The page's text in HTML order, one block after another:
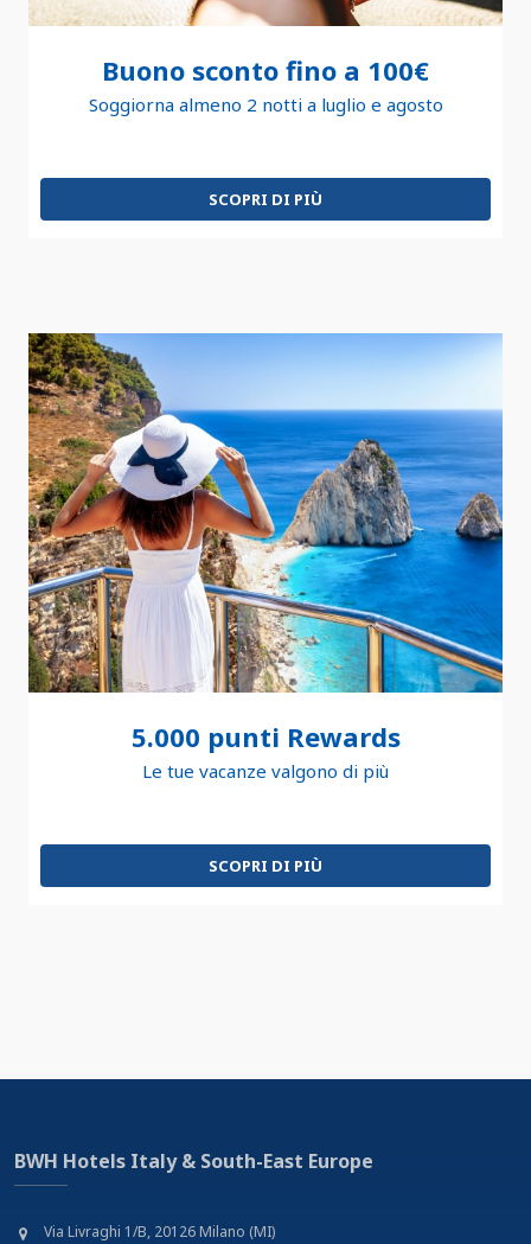
Buono sconto fino a 100€
Soggiorna almeno 2 notti a luglio e agosto
SCOPRI DI PIÙ
5.000 punti Rewards
Le tue vacanze valgono di più
SCOPRI DI PIÙ
BWH Hotels Italy & South-East Europe
Via Livraghi 1/B, 20126 Milano (MI)